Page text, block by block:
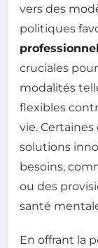
vers des
politiques
cruciales
modalités
flexibles
vie.
solutions
besoins,
ou des
santé
En offrant la